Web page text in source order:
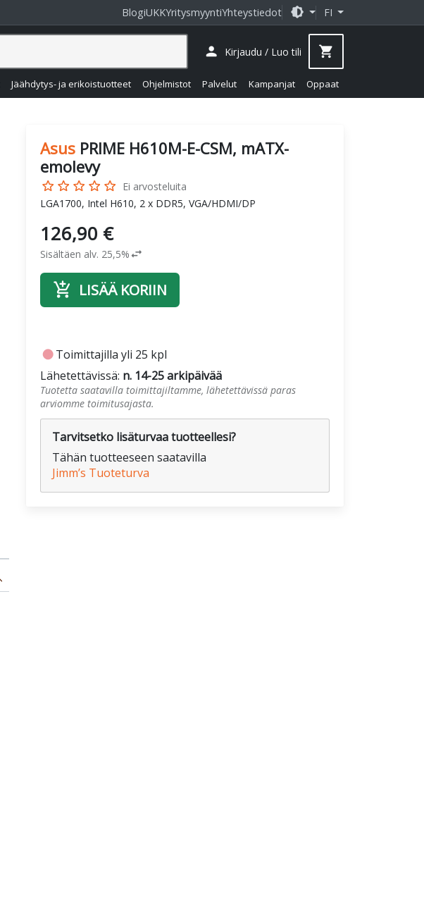
BlogiUKKYritysmyyntiYhteystiedot brightness_medium FI
Jäähdytys- ja erikoistuotteet Ohjelmistot Palvelut Kampanjat Oppaat
person Kirjaudu / Luo tili shopping_cart
Asus PRIME H610M-E-CSM, mATX-
emolevy
star_border star_border star_border star_border star_border Ei arvosteluita
LGA1700, Intel H610, 2 x DDR5, VGA/HDMI/DP
126,90 €
Sisältäen alv. 25,5%swap_horiz
add_shopping_cart LISÄÄ KORIIN
fiber_manual_recordToimittajilla yli 25 kpl
Lähetettävissä: n. 14-25 arkipäivää
Tuotetta saatavilla toimittajiltamme, lähetettävissä paras
arviomme toimitusajasta.
Tarvitsetko lisäturvaa tuotteellesi?
Tähän tuotteeseen saatavilla
Jimm’s Tuoteturva